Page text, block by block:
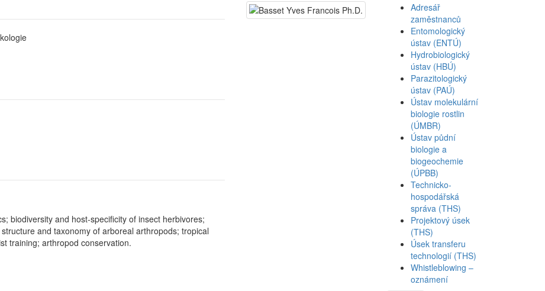
biodiversity and host-specificity of insect herbivores;
and taxonomy of arboreal arthropods; tropical
training; arthropod conservation.
Adresář
zaměstnanců
Entomologický
ústav (ENTÚ)
Hydrobiologický
ústav (HBÚ)
Parazitologický
ústav (PAÚ)
Ústav molekulární
biologie rostlin
(ÚMBR)
Ústav půdní
biologie a
biogeochemie
(ÚPBB)
Technicko-
hospodářská
správa (THS)
Projektový úsek
(THS)
Úsek transferu
technologií (THS)
Whistleblowing –
oznámení